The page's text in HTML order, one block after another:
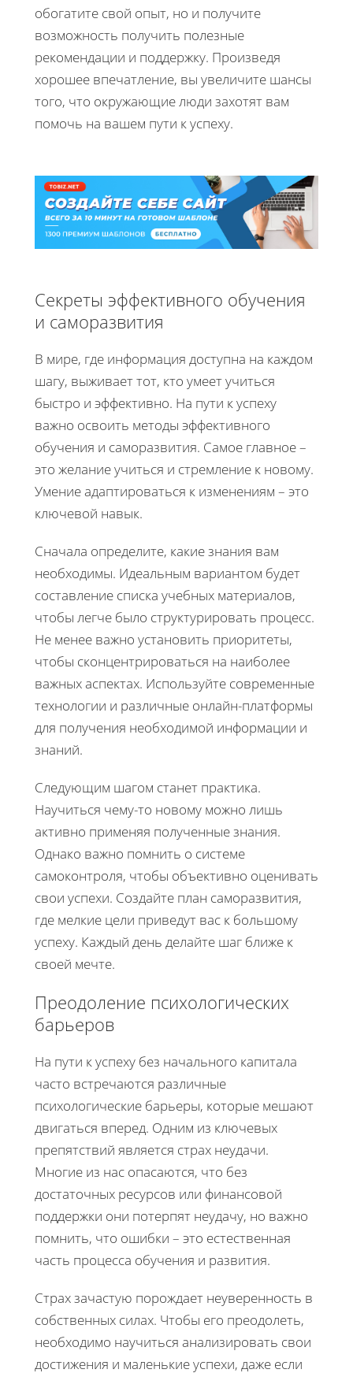
обогатите свой опыт, но и получите
возможность получить полезные
рекомендации и поддержку. Произведя
хорошее впечатление, вы увеличите шансы
того, что окружающие люди захотят вам
помочь на вашем пути к успеху.
Секреты эффективного обучения
и саморазвития
В мире, где информация доступна на каждом
шагу, выживает тот, кто умеет учиться
быстро и эффективно. На пути к успеху
важно освоить методы эффективного
обучения и саморазвития. Самое главное –
это желание учиться и стремление к новому.
Умение адаптироваться к изменениям – это
ключевой навык.
Сначала определите, какие знания вам
необходимы. Идеальным вариантом будет
составление списка учебных материалов,
чтобы легче было структурировать процесс.
Не менее важно установить приоритеты,
чтобы сконцентрироваться на наиболее
важных аспектах. Используйте современные
технологии и различные онлайн-платформы
для получения необходимой информации и
знаний.
Следующим шагом станет практика.
Научиться чему-то новому можно лишь
активно применяя полученные знания.
Однако важно помнить о системе
самоконтроля, чтобы объективно оценивать
свои успехи. Создайте план саморазвития,
где мелкие цели приведут вас к большому
успеху. Каждый день делайте шаг ближе к
своей мечте.
Преодоление психологических
барьеров
На пути к успеху без начального капитала
часто встречаются различные
психологические барьеры, которые мешают
двигаться вперед. Одним из ключевых
препятствий является страх неудачи.
Многие из нас опасаются, что без
достаточных ресурсов или финансовой
поддержки они потерпят неудачу, но важно
помнить, что ошибки – это естественная
часть процесса обучения и развития.
Страх зачастую порождает неуверенность в
собственных силах. Чтобы его преодолеть,
необходимо научиться анализировать свои
достижения и маленькие успехи, даже если